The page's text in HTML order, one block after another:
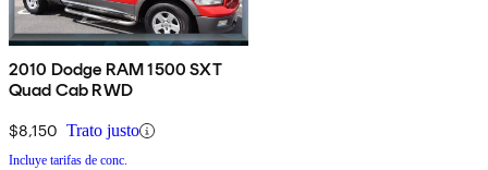
2010 Dodge RAM 1500 SXT
Quad Cab RWD
$8,150 Trato justo
Incluye tarifas de conc.